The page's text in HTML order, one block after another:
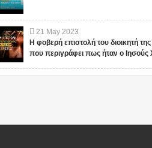
21 May 2023
Η φοβερή επιστολή του διοικητή της
που περιγράφει πως ήταν ο Ιησούς